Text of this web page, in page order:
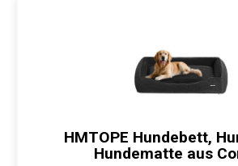
HMTOPE Hundebett,
Hundematte aus